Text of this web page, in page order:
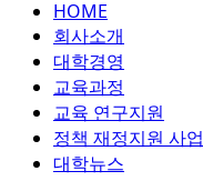
HOME
회사소개
대학경영
교육과정
교육 연구지원
정책 재정지원 사업
대학뉴스